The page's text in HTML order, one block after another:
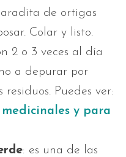
de ortigas
Colar y listo.
2 o 3 veces al día
a depurar por
Puedes ver:
y para
: es una de las